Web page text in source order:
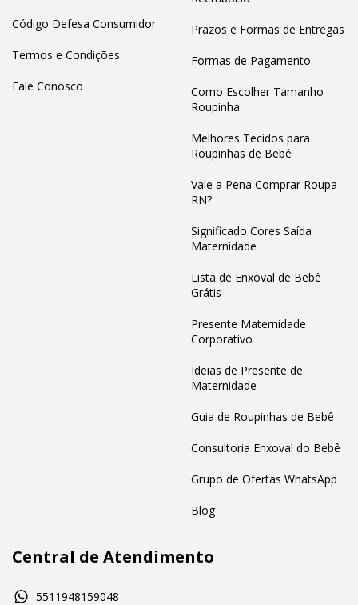
Código Defesa Consumidor
Termos e Condições
Fale Conosco
Prazos e Formas de Entregas
Formas de Pagamento
Como Escolher Tamanho
Roupinha
Melhores Tecidos para
Roupinhas de Bebê
Vale a Pena Comprar Roupa
RN?
Significado Cores Saída
Maternidade
Lista de Enxoval de Bebê
Grátis
Presente Maternidade
Corporativo
Ideias de Presente de
Maternidade
Guia de Roupinhas de Bebê
Consultoria Enxoval do Bebê
Grupo de Ofertas WhatsApp
Blog
Central de Atendimento
5511948159048